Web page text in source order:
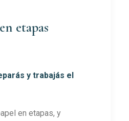
etapas
y trabajás el
en etapas, y